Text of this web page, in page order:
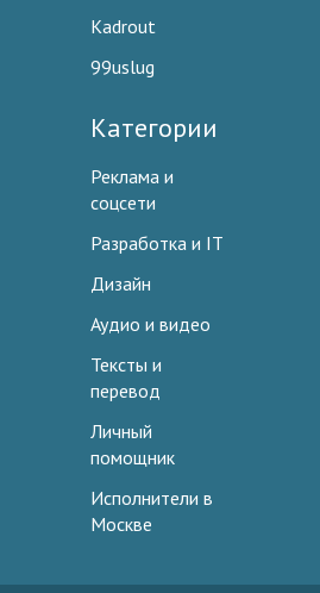
Kadrout
99uslug
Категории
Реклама и
соцсети
Разработка и IT
Дизайн
Аудио и видео
Тексты и
перевод
Личный
помощник
Исполнители в
Москве